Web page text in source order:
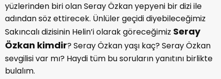
yüzlerinden biri olan Seray Özkan yepyeni bir dizi ile
adından söz ettirecek. Ünlüler geçidi diyebileceğimiz
Sakıncalı dizisinin Helin’i olarak göreceğimiz Seray
Özkan kimdir? Seray Özkan yaşı kaç? Seray Özkan
sevgilisi var mı? Haydi tüm bu soruların yanıtını birlikte
bulalım.